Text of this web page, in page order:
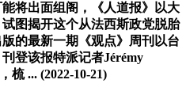
将出面组阁，《人道报》以大
图揭开这个从法西斯政党脱胎
的最新一期《观点》周刊以台
登该报特派记者Jérémy
梳 ... (2022-10-21)